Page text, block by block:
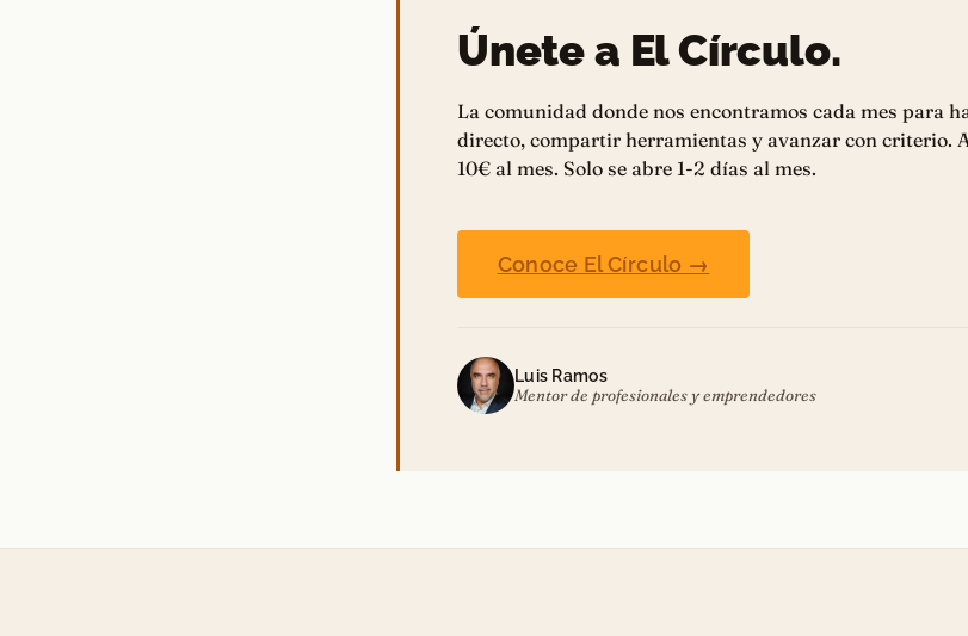
Únete a El Círculo.
La comunidad donde nos encontramos cada mes para
directo, compartir herramientas y avanzar con criterio.
10€ al mes. Solo se abre 1-2 días al mes.
Conoce El Círculo →
Luis Ramos
Mentor de profesionales y emprendedores